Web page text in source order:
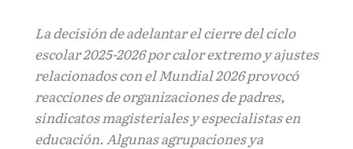
La decisión de adelantar el cierre del ciclo
escolar 2025-2026 por calor extremo y ajustes
relacionados con el Mundial 2026 provocó
reacciones de organizaciones de padres,
sindicatos magisteriales y especialistas en
educación. Algunas agrupaciones ya